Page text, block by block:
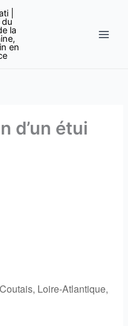
d’un étui
Loire-Atlantique,